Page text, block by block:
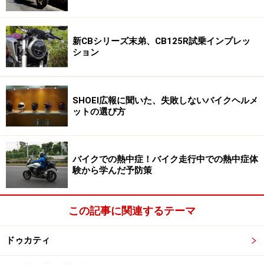
新CBシリーズ末弟、CB125R試乗インプレッ
ション
SHOEI広報に聞いた、失敗しないバイクヘルメ
ットの選び方
バイクでの熱中症！バイク走行中での熱中症体
験から学んだ予防策
この記事に関連するテーマ
ドゥカティ